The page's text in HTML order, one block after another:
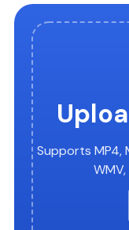
Supports MP4,